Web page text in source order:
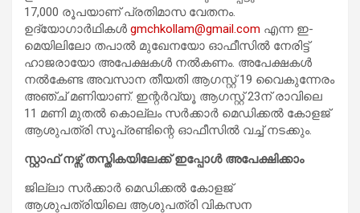
17,000 രൂപയാണ് പ്രതിമാസ വേതനം.
ഉദ്യോഗാർഥികൾ gmchkollam@gmail.com എന്ന ഇ-
മെയിലിലോ തപാൽ മുഖേനയോ ഓഫീസിൽ നേരിട്ട്
ഹാജരായോ അപേക്ഷകൾ നൽകണം. അപേക്ഷകൾ
നൽകേണ്ട അവസാന തീയതി ആഗസ്റ്റ് 19 വൈകുന്നേരം
അഞ്ച് മണിയാണ്. ഇന്റർവ്യൂ ആഗസ്റ്റ് 23ന് രാവിലെ
11 മണി മുതൽ കൊല്ലം സർക്കാർ മെഡിക്കൽ കോളജ്
ആശുപത്രി സൂപ്രണ്ടിന്റെ ഓഫീസിൽ വച്ച് നടക്കും.
സ്റ്റാഫ് നഴ്സ് തസ്തികയിലേക്ക് ഇപ്പോൾ അപേക്ഷിക്കാം
ജില്ലാ സര്‍ക്കാര്‍ മെഡിക്കല്‍ കോളജ്
ആശുപത്രിയിലെ ആശുപത്രി വികസന